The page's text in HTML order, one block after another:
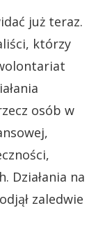
już teraz.
którzy
osób w
Działania na
zaledwie